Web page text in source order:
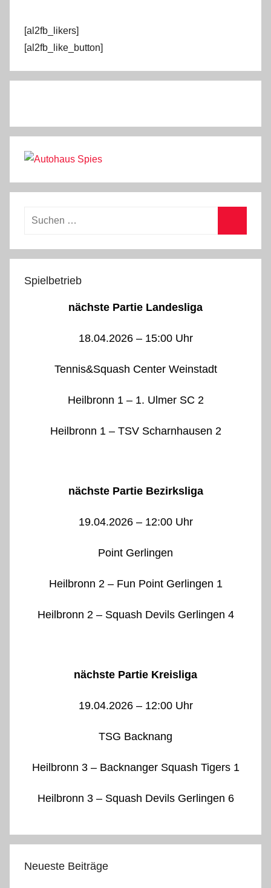
[al2fb_likers]
[al2fb_like_button]
Suchen
Spielbetrieb
nächste Partie Landesliga
18.04.2026 – 15:00 Uhr
Tennis&Squash Center Weinstadt
Heilbronn 1 – 1. Ulmer SC 2
Heilbronn 1 – TSV Scharnhausen 2
nächste Partie Bezirksliga
19.04.2026 – 12:00 Uhr
Point Gerlingen
Heilbronn 2 – Fun Point Gerlingen 1
Heilbronn 2 – Squash Devils Gerlingen 4
nächste Partie Kreisliga
19.04.2026 – 12:00 Uhr
TSG Backnang
Heilbronn 3 – Backnanger Squash Tigers 1
Heilbronn 3 – Squash Devils Gerlingen 6
Neueste Beiträge